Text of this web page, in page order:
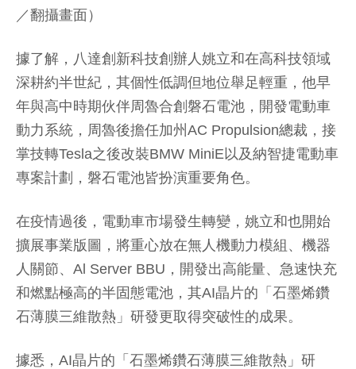
／翻攝畫面）
據了解，八達創新科技創辦人姚立和在高科技領域
深耕約半世紀，其個性低調但地位舉足輕重，他早
年與高中時期伙伴周魯合創磐石電池，開發電動車
動力系統，周魯後擔任加州AC Propulsion總裁，接
掌技轉Tesla之後改裝BMW MiniE以及納智捷電動車
專案計劃，磐石電池皆扮演重要角色。
在疫情過後，電動車市場發生轉變，姚立和也開始
擴展事業版圖，將重心放在無人機動力模組、機器
人關節、Al Server BBU，開發出高能量、急速快充
和燃點極高的半固態電池，其AI晶片的「石墨烯鑽
石薄膜三維散熱」研發更取得突破性的成果。
據悉，AI晶片的「石墨烯鑽石薄膜三維散熱」研